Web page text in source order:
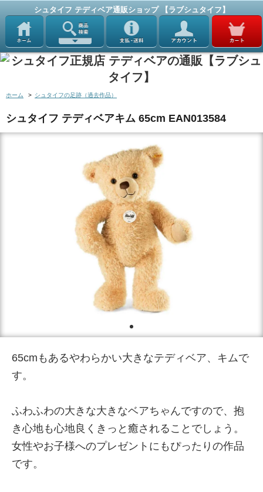
シュタイフ テディベア通販ショップ 【ラブシュタイフ】
ホーム > シュタイフの足跡（過去作品）
シュタイフ テディベアキム 65cm EAN013584
65cmもあるやわらかい大きなテディベア、キムで
す。
ふわふわの大きな大きなベアちゃんですので、抱
き心地も心地良くきっと癒されることでしょう。
女性やお子様へのプレゼントにもぴったりの作品
です。